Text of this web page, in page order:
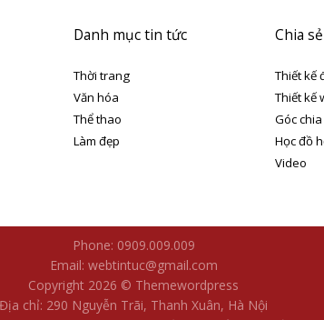
Danh mục tin tức
Thời trang
Văn hóa
Thể thao
Làm đẹp
Chia sẻ
Thiết kế
Thiết kế
Góc
Học đồ
Video
Phone: 0909.009.009
Email: webtintuc@gmail.com
Copyright 2026 © Themewordpress
Địa chỉ: 290 Nguyễn Trãi, Thanh Xuân, Hà Nội